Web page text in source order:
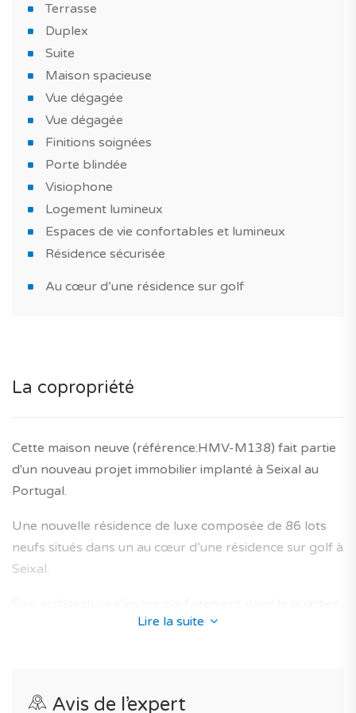
salle de bain meublée et volets roulants électriques.
Les plus de cette maison neuve à Seixal ?
maison individuelle au style moderne, en harmonie avec
l'environnement, avec des finitions soignées, construite
avec des matériaux de choix. Et aussi, une piscine dans
la résidence pour passer de bons moments en famille
ou entre amis. Et également un espace de stockage.
Cette maison neuve convient pour un investissement
immobilier ou encore dans le cadre d'une résidence
principale ou une maison de vacances au Portugal.
maison-témoin sont communiquées à titre illustratif.
Honoraires agence inclus dans le prix et garantie
Terrasse
Duplex
Suite
Maison spacieuse
Vue dégagée
Vue dégagée
Finitions soignées
Porte blindée
Visiophone
Logement lumineux
Espaces de vie confortables et lumineux
Résidence sécurisée
Au cœur d’une résidence sur golf
La copropriété
Cette maison neuve (référence:HMV-M138) fait partie
d'un nouveau projet immobilier implanté à Seixal au
Portugal.
Une nouvelle résidence de luxe composée de 86 lots
neufs situés dans un au cœur d’une résidence sur golf à
Seixal.
de Fernão Ferro et propose des maisons neuves
Lire la suite
Avis de l’expert